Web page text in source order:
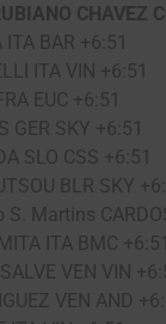
CHAVEZ
BAR +6:51
ITA VIN +6:51
EUC +6:51
GER SKY +6:51
SLO CSS +6:51
BLR SKY
Martins
ITA BMC +6:51
VEN VIN
VEN AND